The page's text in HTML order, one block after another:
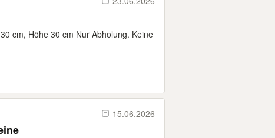
cm, Höhe 30 cm Nur Abholung. Keine
15.06.2026